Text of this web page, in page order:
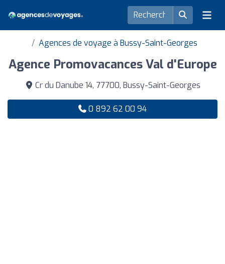
Agences de voyage à Bussy-Saint-Georges
Agence Promovacances Val d'Europe
Cr du Danube 14, 77700, Bussy-Saint-Georges
0 892 62 00 94